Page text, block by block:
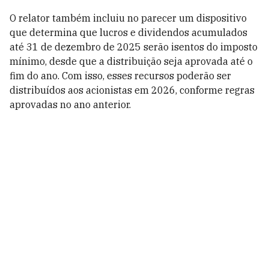
O relator também incluiu no parecer um dispositivo
que determina que lucros e dividendos acumulados
até 31 de dezembro de 2025 serão isentos do imposto
mínimo, desde que a distribuição seja aprovada até o
fim do ano. Com isso, esses recursos poderão ser
distribuídos aos acionistas em 2026, conforme regras
aprovadas no ano anterior.